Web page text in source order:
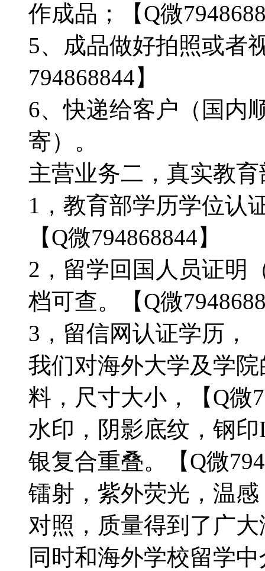
作成品；【Q微
5、成品做好拍照或者
794868844】
6、快递给客户（国内
寄）。
主营业务二，真实教
1，教育部学历学位认
【Q微794868844】
2，留学回国人员证明
档可查。【Q微
3，留信网认证学历，
我们对海外大学及学
料，尺寸大小，【Q微
水印，阴影底纹，钢
银复合重叠。【Q微
镭射，紫外荧光，温
对照，质量得到了广
同时和海外学校留学